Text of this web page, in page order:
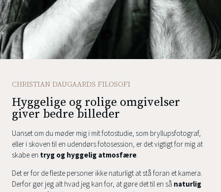
CHRISTIAN DAUGAARDS FILOSOFI
Hyggelige og rolige omgivelser
giver bedre billeder
Uanset om du møder mig i mit fotostudie, som bryllupsfotograf,
eller i skoven til en udendørs fotosession, er det vigtigt for mig at
skabe en tryg og hyggelig atmosfære
Det er for de fleste personer ikke naturligt at stå foran et kamera.
Derfor gør jeg alt hvad jeg kan for, at gøre det til en så naturlig